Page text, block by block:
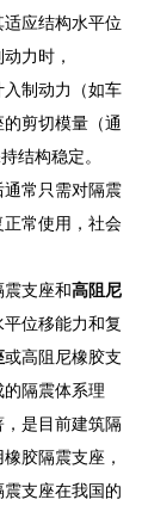
应结构水平位
力时，
制动力（如车
剪切模量（通
结构稳定。
常只需对隔震
常使用，社会
震支座和高阻尼
位移能力和复
或高阻尼橡胶支
隔震体系理
是目前建筑隔
胶隔震支座，
支座在我国的